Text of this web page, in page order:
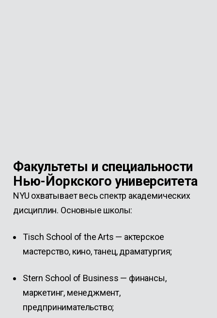
Факультеты и специальности
Нью-Йоркского университета
NYU охватывает весь спектр академических
дисциплин. Основные школы:
Tisch School of the Arts — актерское
мастерство, кино, танец, драматургия;
Stern School of Business — финансы,
маркетинг, менеджмент,
предпринимательство;